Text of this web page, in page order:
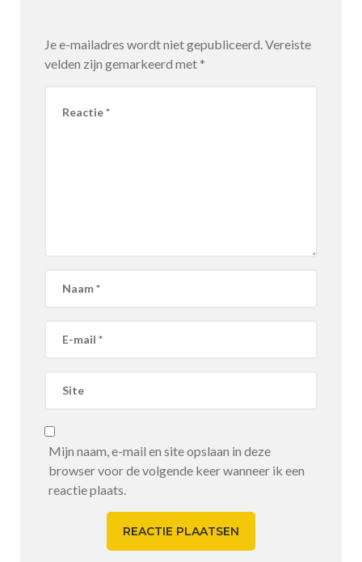
Je e-mailadres wordt niet gepubliceerd.Vereiste
velden zijn gemarkeerd met *
Mijn naam, e-mail en site opslaan in deze
browser voor de volgende keer wanneer ik een
reactie plaats.